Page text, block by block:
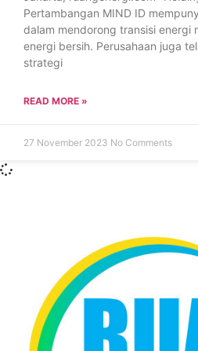
Pertambangan MIND ID
dalam mendorong transisi energi
energi bersih. Perusahaan juga
strategi
READ MORE »
27 November 2023 No Comments